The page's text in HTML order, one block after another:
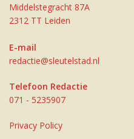
Middelstegracht 87A
2312 TT Leiden
E-mail
redactie@sleutelstad.nl
Telefoon Redactie
071 - 5235907
Privacy Policy